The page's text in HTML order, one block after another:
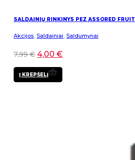
SALDAINIŲ RINKINYS PEZ ASSORED FRUIT
Akcijos, Saldainiai, Saldumynai
7,99€ 4,00 €
Į KREPŠELĮ